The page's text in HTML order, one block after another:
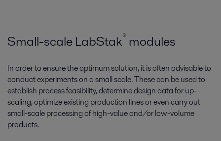
Small-scale LabStak­® modules
In order to ensure the optimum solution, it is often advisable to
conduct experiments on a small scale. These can be used to
establish process feasibility, determine design data for up-
scaling, optimize existing production lines or even carry out
small-scale processing of high-value and/or low-volume
products.